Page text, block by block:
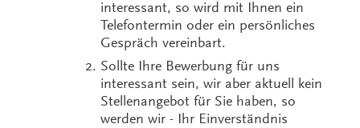
interessant, so wird mit Ihnen ein
Telefontermin oder ein persönliches
Gespräch vereinbart.
Sollte Ihre Bewerbung für uns
interessant sein, wir aber aktuell kein
Stellenangebot für Sie haben, so
werden wir - Ihr Einverständnis